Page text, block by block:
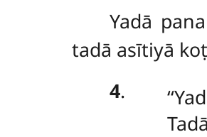
Yadā
tadā asītiyā
4.